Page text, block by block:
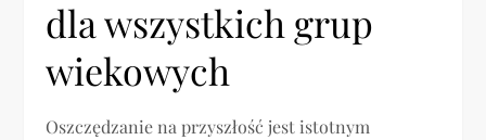
dla wszystkich grup
wiekowych
Oszczędzanie na przyszłość jest istotnym